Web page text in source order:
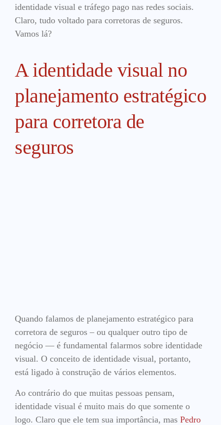
identidade visual e tráfego pago nas redes sociais.
Claro, tudo voltado para corretoras de seguros.
Vamos lá?
A identidade visual no
planejamento estratégico
para corretora de
seguros
Quando falamos de planejamento estratégico para
corretora de seguros – ou qualquer outro tipo de
negócio — é fundamental falarmos sobre identidade
visual. O conceito de identidade visual, portanto,
está ligado à construção de vários elementos.
Ao contrário do que muitas pessoas pensam,
identidade visual é muito mais do que somente o
logo. Claro que ele tem sua importância, mas Pedro